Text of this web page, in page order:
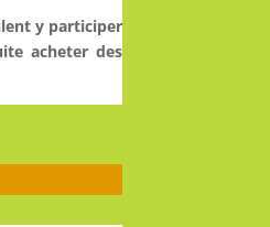
y participer
acheter des